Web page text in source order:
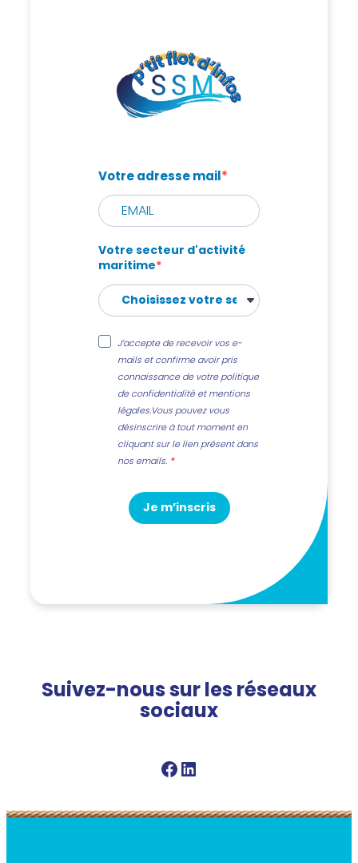
Votre adresse mail
Votre secteur d'activité
maritime
J’accepte de recevoir vos e-
mails et confirme avoir pris
connaissance de votre politique
de confidentialité et mentions
légales.Vous pouvez vous
désinscrire à tout moment en
cliquant sur le lien présent dans
nos emails.
Je m’inscris
Suivez-nous sur les réseaux
sociaux
Facebook SSM Linkedin SSM